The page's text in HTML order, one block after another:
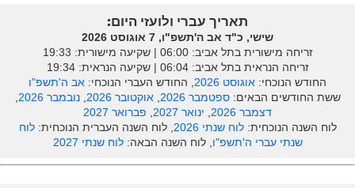
תאריך עברי ולועזי היום:
שישי, כ"ד אב ה'תשפ"ו, 7 אוגוסט 2026
זריחה מישורית בתל אביב: ‎06:00 | שקיעה מישורית: 19:33
זריחה הנראית בתל אביב: ‎06:04 | שקיעה הנראית: 19:34
החודש הנוכחי: אוגוסט 2026 , החודש העברי הנוכחי: אב ה'תשפ"ו
ששת החודשים הבאים:ספטמבר 2026 ,אוקטובר 2026 ,נובמבר 2026
,
דצמבר 2026
, ינואר 2027 , פברואר 2027
לוח השנה הנוכחית:לוח שנתי 2026 , לוח השנה העברית הנוכחית:לוח
שנתי עברי ה'תשפ"ו, לוח השנה הבאה:לוח שנתי 2027